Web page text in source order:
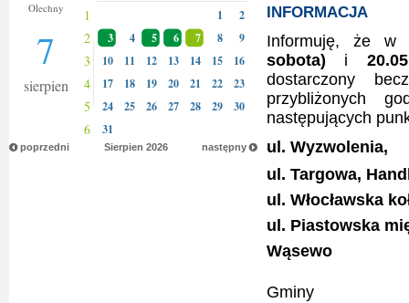
Olechny
7
sierpien
1 1 2
2 3 4 5 6 7 8 9
3 10 11 12 13 14 15 16
4 17 18 19 20 21 22 23
5 24 25 26 27 28 29 30
6 31
poprzedni następny
Sierpien 2026
INFORMACJA
Informuję, że
sobota) i
dostarczony
przybliżonych
następujących
ul. Wyzwolenia,
ul. Targowa,
ul. Włocławska
ul. Piastowska
Wąsewo
Gminy